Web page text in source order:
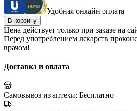
Удобная онлайн оплата
В корзину
Цена действует только при заказе на
Перед употреблением лекарств
врачом!
Доставка и оплата
Самовывоз из аптеки: Бесплатно